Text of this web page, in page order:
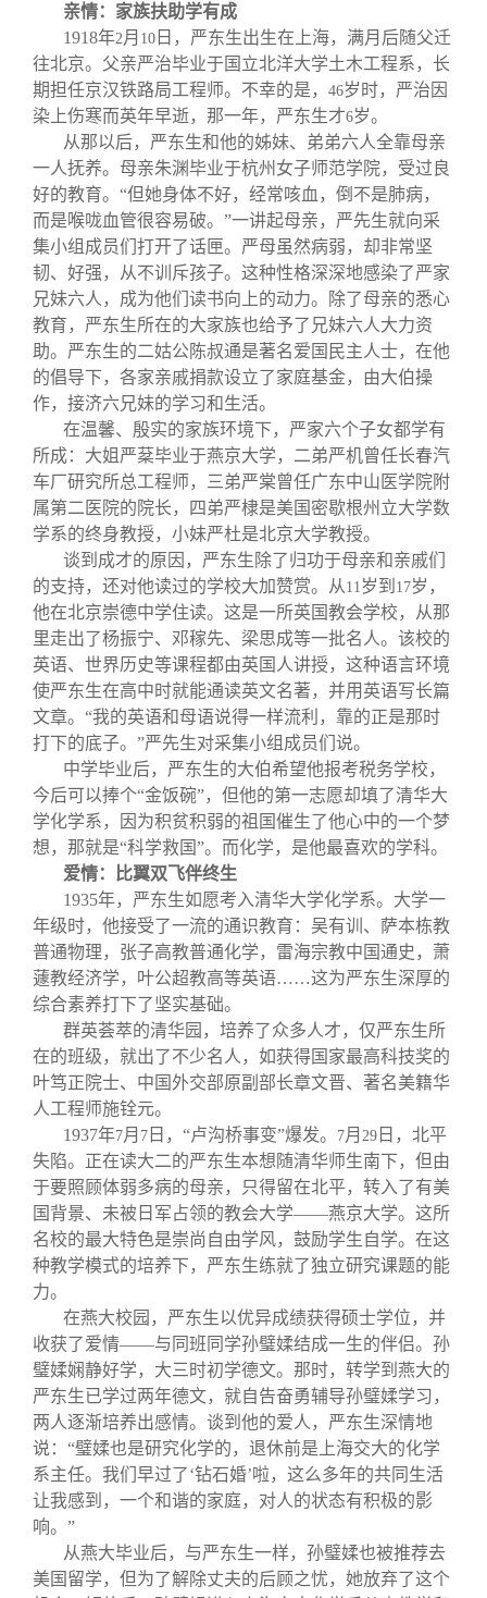
亲情：家族扶助学有成
1918年2 月 10 日，严东生出生在上海，满月后随父迁
往北京。父亲严治毕业于国立北洋大学土木工程系，长
期担任京汉铁路局工程师。不幸的是， 46岁时，严治因
染上伤寒而英年早逝，那一年，严东生才6岁。
从那以后，严东生和他的姊妹、弟弟六人全靠母亲
一人抚养。母亲朱渊毕业于杭州女子师范学院，受过良
好的教育。“但她身体不好，经常咳血，倒不是肺病，
而是喉咙血管很容易破。”一讲起母亲，严先生就向采
集小组成员们打开了话匣。严母虽然病弱，却非常坚
韧、好强，从不训斥孩子。这种性格深深地感染了严家
兄妹六人，成为他们读书向上的动力。除了母亲的悉心
教育，严东生所在的大家族也给予了兄妹六人大力资
助。严东生的二姑公陈叔通是著名爱国民主人士，在他
的倡导下，各家亲戚捐款设立了家庭基金，由大伯操
作，接济六兄妹的学习和生活。
在温馨、殷实的家族环境下，严家六个子女都学有
所成：大姐严棻毕业于燕京大学，二弟严机曾任长春汽
车厂研究所总工程师，三弟严棠曾任广东中山医学院附
属第二医院的院长，四弟严棣是美国密歇根州立大学数
学系的终身教授，小妹严杜是北京大学教授。
谈到成才的原因，严东生除了归功于母亲和亲戚们
的支持，还对他读过的学校大加赞赏。从 11 岁到 17岁，
他在北京崇德中学住读。这是一所英国教会学校，从那
里走出了杨振宁、邓稼先、梁思成等一批名人。该校的
英语、世界历史等课程都由英国人讲授，这种语言环境
使严东生在高中时就能通读英文名著，并用英语写长篇
文章。“我的英语和母语说得一样流利，靠的正是那时
打下的底子。”严先生对采集小组成员们说。
中学毕业后，严东生的大伯希望他报考税务学校，
今后可以捧个“金饭碗”，但他的第一志愿却填了清华大
学化学系，因为积贫积弱的祖国催生了他心中的一个梦
想，那就是“科学救国”。而化学，是他最喜欢的学科。
爱情：比翼双飞伴终生
1935年，严东生如愿考入清华大学化学系。大学一
年级时，他接受了一流的通识教育：吴有训、萨本栋教
普通物理，张子高教普通化学，雷海宗教中国通史，萧
蘧教经济学，叶公超教高等英语……这为严东生深厚的
综合素养打下了坚实基础。
群英荟萃的清华园，培养了众多人才，仅严东生所
在的班级，就出了不少名人，如获得国家最高科技奖的
叶笃正院士、中国外交部原副部长章文晋、著名美籍华
人工程师施铨元。
1937年7月 7 日，“卢沟桥事变”爆发。 7月 29 日，北平
失陷。正在读大二的严东生本想随清华师生南下，但由
于要照顾体弱多病的母亲，只得留在北平，转入了有美
国背景、未被日军占领的教会大学——燕京大学。这所
名校的最大特色是崇尚自由学风，鼓励学生自学。在这
种教学模式的培养下，严东生练就了独立研究课题的能
力。
在燕大校园，严东生以优异成绩获得硕士学位，并
收获了爱情——与同班同学孙璧媃结成一生的伴侣。孙
璧媃娴静好学，大三时初学德文。那时，转学到燕大的
严东生已学过两年德文，就自告奋勇辅导孙璧媃学习，
两人逐渐培养出感情。谈到他的爱人，严东生深情地
说：“璧媃也是研究化学的，退休前是上海交大的化学
系主任。我们早过了‘钻石婚’啦，这么多年的共同生活
让我感到，一个和谐的家庭，对人的状态有积极的影
响。”
从燕大毕业后，与严东生一样，孙璧媃也被推荐去
美国留学，但为了解除丈夫的后顾之忧，她放弃了这个